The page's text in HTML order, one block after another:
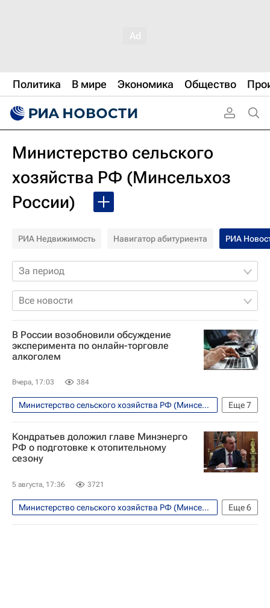
Политика В мире Экономика Общество
Министерство сельского
хозяйства РФ (Минсельхоз
России)
РИА Недвижимость Навигатор абитуриента РИА
За период
Все новости
В России возобновили обсуждение
эксперимента по онлайн-торговле
алкоголем
Вчера, 17:03 384
Еще7
Министерство сельского хозяйства РФ (Минсельхоз России)
Экономика
Россия
Москва
Московская область (Подмосковье)
Алексей Сазанов
Кондратьев доложил главе Минэнерго
РФ о подготовке к отопительному
сезону
5 августа, 17:36 3721
Еще6
Министерство сельского хозяйства РФ (Минсельхоз России)
Краснодарский край